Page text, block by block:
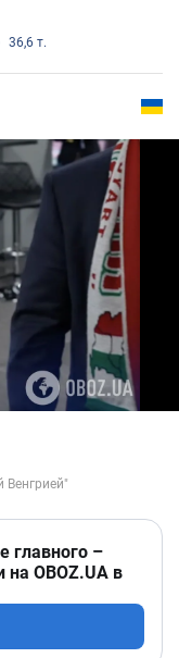
36,6 т.
главного –
OBOZ.UA в